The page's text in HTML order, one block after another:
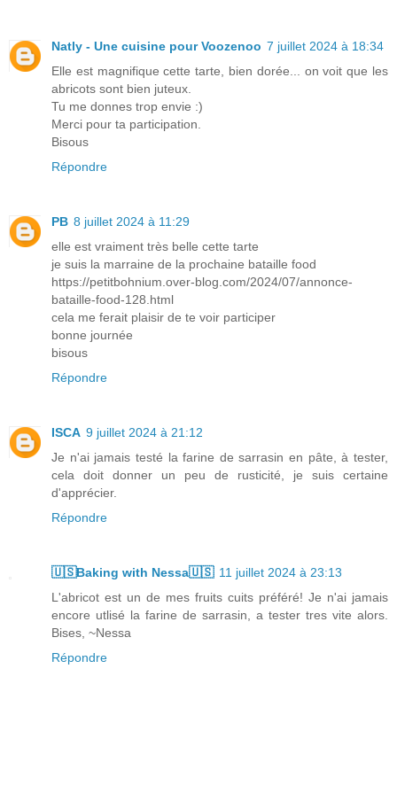
Natly - Une cuisine pour Voozenoo 7 juillet 2024 à 18:34
Elle est magnifique cette tarte, bien dorée... on voit que les
abricots sont bien juteux.
Tu me donnes trop envie :)
Merci pour ta participation.
Bisous
Répondre
PB 8 juillet 2024 à 11:29
elle est vraiment très belle cette tarte
je suis la marraine de la prochaine bataille food
https://petitbohnium.over-blog.com/2024/07/annonce-
bataille-food-128.html
cela me ferait plaisir de te voir participer
bonne journée
bisous
Répondre
ISCA 9 juillet 2024 à 21:12
Je n'ai jamais testé la farine de sarrasin en pâte, à tester,
cela doit donner un peu de rusticité, je suis certaine
d'apprécier.
Répondre
🇺🇸Baking with Nessa🇺🇸 11 juillet 2024 à 23:13
L'abricot est un de mes fruits cuits préféré! Je n'ai jamais
encore utlisé la farine de sarrasin, a tester tres vite alors.
Bises, ~Nessa
Répondre